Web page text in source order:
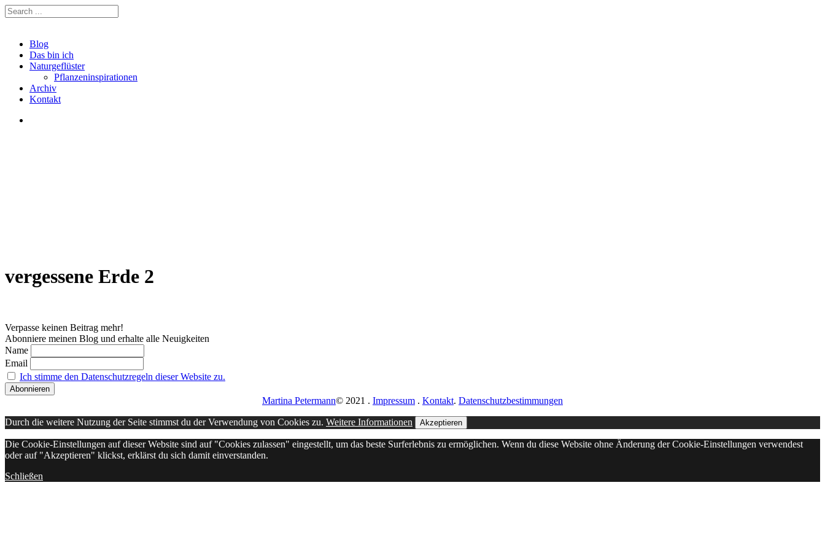
Blog
Das bin ich
Naturgeflüster
Pflanzeninspirationen
Archiv
Kontakt
vergessene Erde 2
Verpasse keinen Beitrag mehr!
Abonniere meinen Blog und erhalte alle Neuigkeiten
Name
Email
Ich stimme den Datenschutzregeln dieser Website zu.
Martina Petermann© 2021 . Impressum . Kontakt. Datenschutzbestimmungen
Durch die weitere Nutzung der Seite stimmst du der Verwendung von Cookies zu. Weitere Informationen Akzeptieren
Die Cookie-Einstellungen auf dieser Website sind auf "Cookies zulassen" eingestellt, um das beste Surferlebnis zu ermöglichen. Wenn du diese Website ohne Änderung der Cookie-Einstellungen verwendest
oder auf "Akzeptieren" klickst, erklärst du sich damit einverstanden.
Schließen